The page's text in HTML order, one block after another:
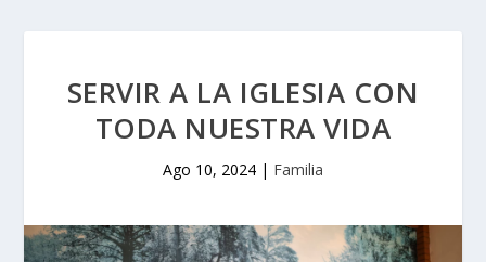
SERVIR A LA IGLESIA CON
TODA NUESTRA VIDA
Ago 10, 2024 | Familia